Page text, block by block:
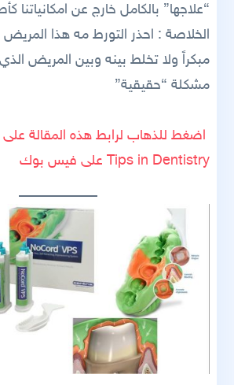
“علاجها” بالكامل خارج عن امكانياتنا
الخلاصة : احذر التورط مه هذا
مبكراً ولا تخلط بينه وبين المريض
مشكلة “حقيقية”
Tips in Dentistry على فيس بوك